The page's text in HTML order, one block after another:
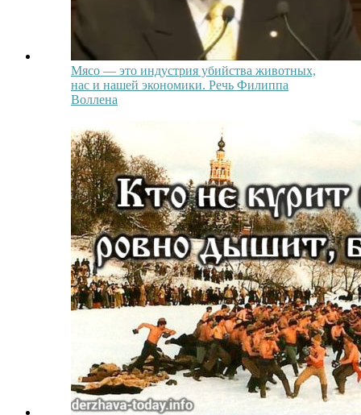
Мясо — это индустрия убийства животных,
нас и нашей экономики. Речь Филиппа
Воллена